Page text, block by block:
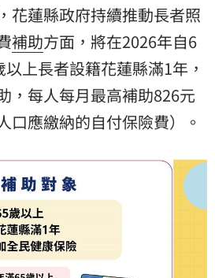
花蓮縣政府持續推動長者照
補助方面，將在2026年自6
上長者設籍花蓮縣滿1年，
，每人每月最高補助826元
口應繳納的自付保險費）。